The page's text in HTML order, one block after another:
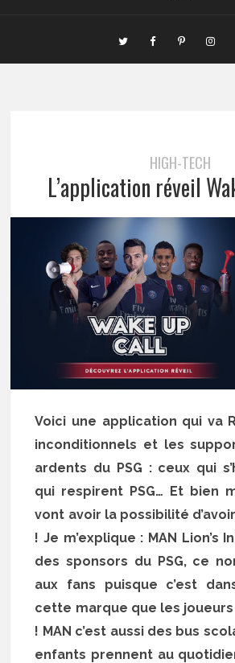
HIGH-TECH
L’application réveil
Voici une application qui va
inconditionnels et les
ardents du PSG : ceux qui
qui respirent PSG… Et bien
vont avoir la possibilité
! Je m’explique : MAN Lion’s
des sponsors du PSG, ce
aux fans puisque c’est
cette marque que les
! MAN c’est aussi des bus
enfants prennent au